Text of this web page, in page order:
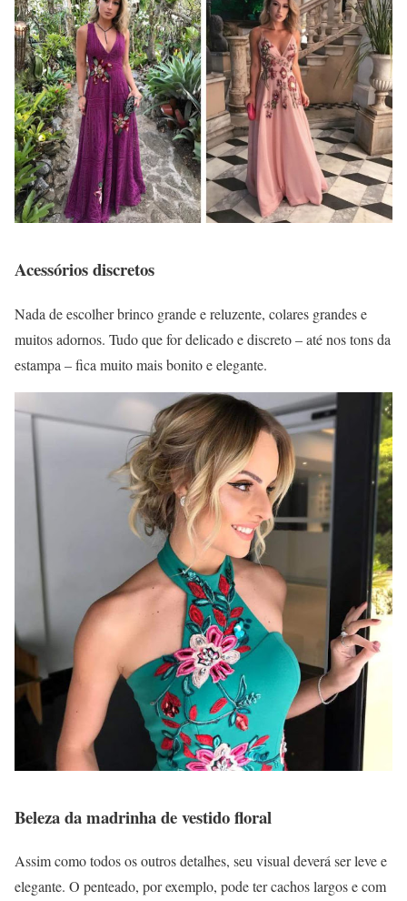
Acessórios discretos
Nada de escolher brinco grande e reluzente, colares grandes e
muitos adornos. Tudo que for delicado e discreto – até nos tons da
estampa – fica muito mais bonito e elegante.
Beleza da madrinha de vestido floral
Assim como todos os outros detalhes, seu visual deverá ser leve e
elegante. O penteado, por exemplo, pode ter cachos largos e com